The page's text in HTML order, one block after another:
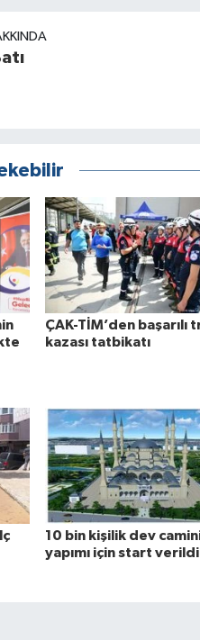
ÇAK-TİM’den başarılı
kazası tatbikatı
10 bin kişilik dev
yapımı için start verildi